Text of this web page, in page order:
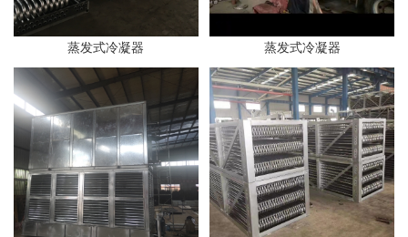
蒸发式冷凝器 蒸发式冷凝器